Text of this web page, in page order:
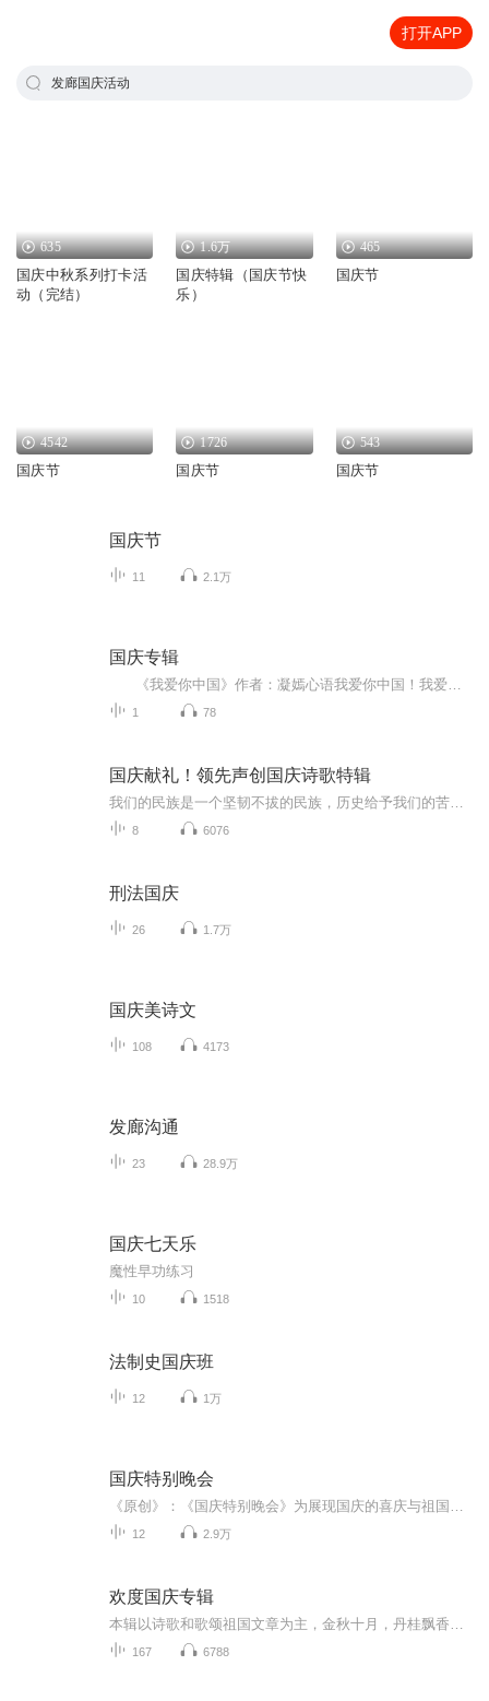
打开APP
发廊国庆活动
635
国庆中秋系列打卡活
动（完结）
1.6万
国庆特辑（国庆节快
乐）
465
国庆节
4542
国庆节
1726
国庆节
543
国庆节
国庆节
11 2.1万
国庆专辑
1 78
国庆献礼！领先声创国庆诗歌特辑
8 6076
刑法国庆
26 1.7万
国庆美诗文
108 4173
发廊沟通
23 28.9万
国庆七天乐
魔性早功练习
10 1518
法制史国庆班
12 1万
国庆特别晚会
12 2.9万
欢度国庆专辑
167 6788